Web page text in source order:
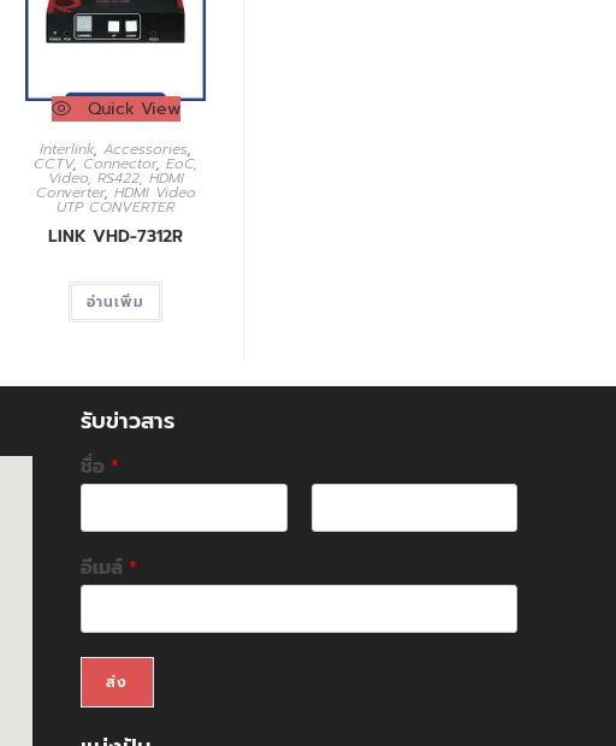
Quick View
Interlink,Accessories,
CCTV, Connector,EoC,
Video, RS422, HDMI
Converter, HDMI Video
UTP CONVERTER
LINK VHD-7312R
อ่านเพิ่ม
รับข่าวสาร
ชื่อ *
F
i
r
L
อีเมล์ *
ส่ง